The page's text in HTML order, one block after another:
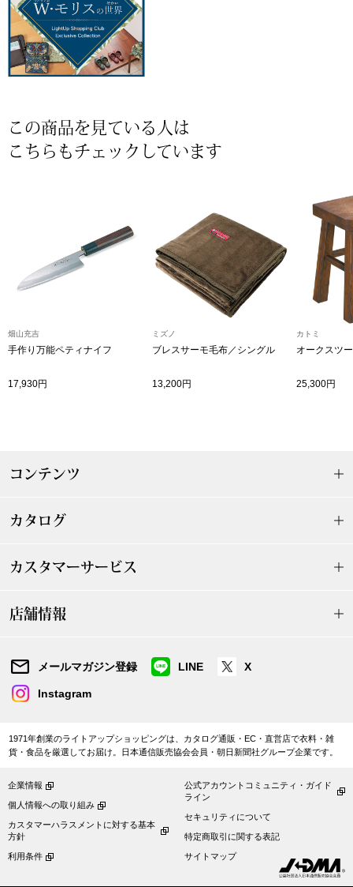
ク
セイコー〉マウリッツハイス美術館公認フェ
ルメールオマージュウオッチ
ランド
集
マフラー／ス
スカーフ／ス
手袋
サングラス／
その他
おすすめブラ
この商品を見ている人は
こちらもチェックしています
畑山充吉
手作り万能ペティナイフ
17,930円
ミズノ
ブレスサーモ毛布／シングル
13,200円
カトミ
オークスツ
25,300円
コンテンツ
カタログ
カスタマーサービス
店舗情報
メールマガジン登録 LINE X
Instagram
1971年創業のライトアップショッピングは、カタログ通販・EC・直営店で衣料・雑
貨・食品を厳選してお届け。日本通信販売協会会員・朝日新聞社グループ企業です。
企業情報
個人情報への取り組み
カスタマーハラスメントに対する基本
方針
利用条件
公式アカウントコミュニティ・ガイド
ライン
セキュリティについて
特定商取引に関する表記
サイトマップ